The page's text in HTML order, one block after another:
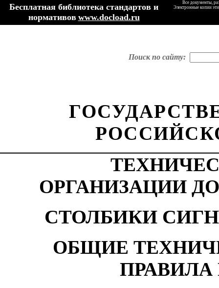
Бесплатная библиотека стандартов и
нормативов www.docload.ru
Все документы,
Электронные копии
Поиск по сайту:
ОРГАНИЗАЦИИ
СТОЛБИКИ
ОБЩИЕ